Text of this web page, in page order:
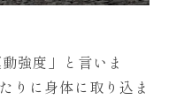
強度」と言いま
りに身体に取り込ま